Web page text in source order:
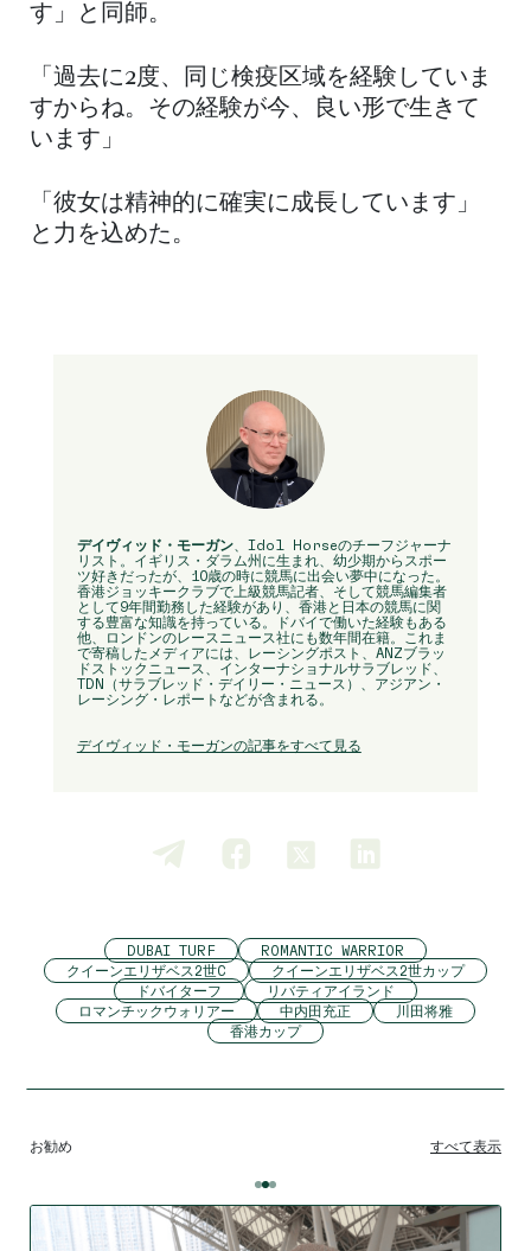
す」と同師。
「過去に2度、同じ検疫区域を経験していま
すからね。その経験が今、良い形で生きて
います」
「彼女は精神的に確実に成長しています」
と力を込めた。
デイヴィッド・モーガン、Idol Horseのチーフジャーナ
リスト。イギリス・ダラム州に生まれ、幼少期からスポー
ツ好きだったが、10歳の時に競馬に出会い夢中になった。
香港ジョッキークラブで上級競馬記者、そして競馬編集者
として9年間勤務した経験があり、香港と日本の競馬に関
する豊富な知識を持っている。ドバイで働いた経験もある
他、ロンドンのレースニュース社にも数年間在籍。これま
で寄稿したメディアには、レーシングポスト、ANZブラッ
ドストックニュース、インターナショナルサラブレッド、
TDN（サラブレッド・デイリー・ニュース）、アジアン・
レーシング・レポートなどが含まれる。
デイヴィッド・モーガンの記事をすべて見る
DUBAI TURF
ROMANTIC WARRIOR
クイーンエリザベス2世C
クイーンエリザベス2世カップ
ドバイターフ
リバティアイランド
ロマンチックウォリアー
中内田充正
川田将雅
香港カップ
お勧め すべて表示